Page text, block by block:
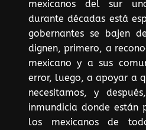
mexicanos del sur
durante décadas está
gobernantes se bajen
dignen, primero, a
mexicano y a sus
error, luego, a apoyar a
necesitamos, y
inmundicia donde están
los mexicanos de